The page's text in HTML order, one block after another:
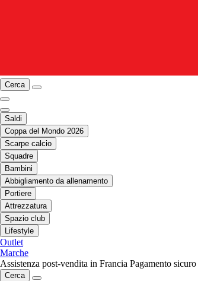
Cerca
Saldi
Coppa del Mondo 2026
Scarpe calcio
Squadre
Bambini
Abbigliamento da allenamento
Portiere
Attrezzatura
Spazio club
Lifestyle
Outlet
Marche
Assistenza post-vendita in Francia Pagamento sicuro
Cerca